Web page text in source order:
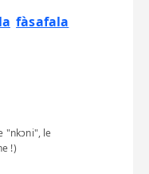
fàsafala
"nkɔni", le
!)